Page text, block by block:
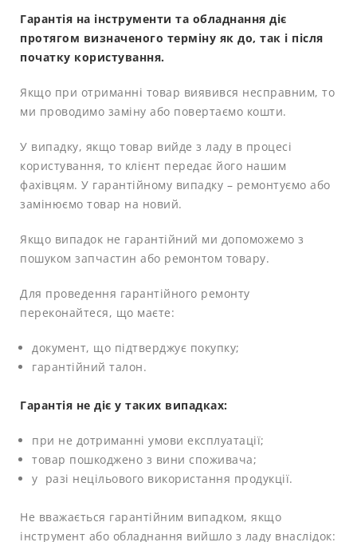
Гарантія на інструменти та обладнання діє
протягом визначеного терміну як до, так і після
початку користування.
Якщо при отриманні товар виявився несправним, то
ми проводимо заміну або повертаємо кошти.
У випадку, якщо товар вийде з ладу в процесі
користування, то клієнт передає його нашим
фахівцям. У гарантійному випадку – ремонтуємо або
замінюємо товар на новий.
Якщо випадок не гарантійний ми допоможемо з
пошуком запчастин або ремонтом товару.
Для проведення гарантійного ремонту
переконайтеся, що маєте:
документ, що підтверджує покупку;
гарантійний талон.
Гарантія не діє у таких випадках:
при не дотриманні умови експлуатації;
товар пошкоджено з вини споживача;
у разі нецільового використання продукції.
Не вважається гарантійним випадком, якщо
інструмент або обладнання вийшло з ладу внаслідок: